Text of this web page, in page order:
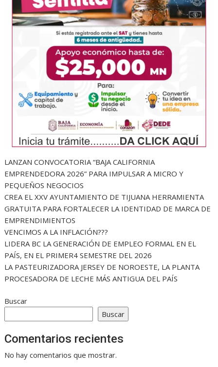
LANZAN CONVOCATORIA “BAJA CALIFORNIA
EMPRENDEDORA 2026” PARA IMPULSAR A MICRO Y
PEQUEÑOS NEGOCIOS
CREA EL XXV AYUNTAMIENTO DE TIJUANA HERRAMIENTA
GRATUITA PARA FORTALECER LA IDENTIDAD DE MARCA DE
EMPRENDIMIENTOS
VENCIMOS A LA INFLACIÓN???
LIDERA BC LA GENERACIÓN DE EMPLEO FORMAL EN EL
PAÍS, EN EL PRIMER4 SEMESTRE DEL 2026
LA PASTEURIZADORA JERSEY DE NOROESTE, LA PLANTA
PROCESADORA DE LECHE MÁS ANTIGUA DEL PAÍS
Buscar
Buscar
Comentarios recientes
No hay comentarios que mostrar.